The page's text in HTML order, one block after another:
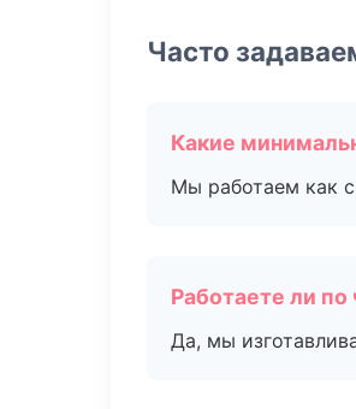
Часто
Какие
Мы работаем как
Работаете ли по
Да, мы